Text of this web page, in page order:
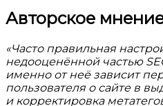
Авторское
«Часто правильная
недооценённой частью
именно от неё зависит
пользователя о сайте в
и корректировка